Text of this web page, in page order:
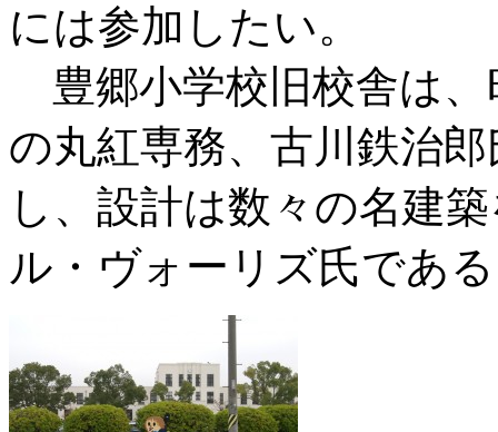
には参加したい。
豊郷小学校旧校舎は、
の丸紅専務、古川鉄治
し、設計は数々の名建
ル・ヴォーリズ氏であ